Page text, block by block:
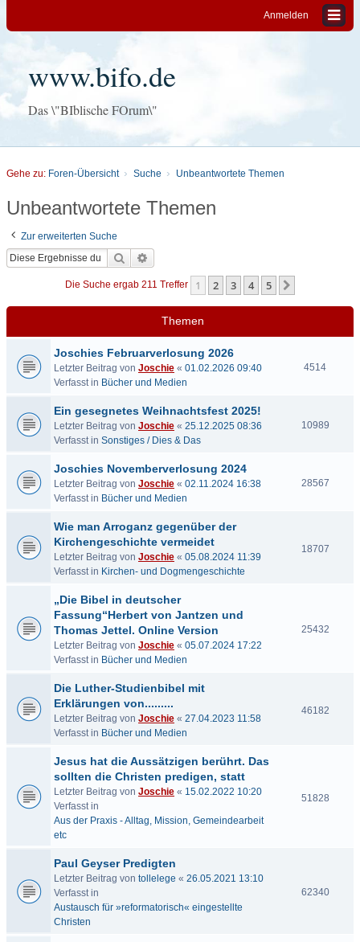
Anmelden
www.bifo.de
Das \"BIblische FOrum\"
Gehe zu: Foren-Übersicht Suche Unbeantwortete Themen
Unbeantwortete Themen
Zur erweiterten Suche
Suche
Die Suche ergab 211 Treffer 1 2 3 4 5
Themen
Joschies Februarverlosung 2026
Letzter Beitrag von Joschie « 01.02.2026 09:40
Verfasst in Bücher und Medien
4514
Ein gesegnetes Weihnachtsfest 2025!
Letzter Beitrag von Joschie « 25.12.2025 08:36
Verfasst in Sonstiges / Dies & Das
10989
Joschies Novemberverlosung 2024
Letzter Beitrag von Joschie « 02.11.2024 16:38
Verfasst in Bücher und Medien
28567
Wie man Arroganz gegenüber der
Kirchengeschichte vermeidet
Letzter Beitrag von Joschie « 05.08.2024 11:39
Verfasst in Kirchen- und Dogmengeschichte
18707
„Die Bibel in deutscher
Fassung“Herbert von Jantzen und
Thomas Jettel. Online Version
Letzter Beitrag von Joschie « 05.07.2024 17:22
Verfasst in Bücher und Medien
25432
Die Luther-Studienbibel mit
Erklärungen von.........
Letzter Beitrag von Joschie « 27.04.2023 11:58
Verfasst in Bücher und Medien
46182
Jesus hat die Aussätzigen berührt. Das
sollten die Christen predigen, statt
Letzter Beitrag von Joschie « 15.02.2022 10:20
Verfasst in
Aus der Praxis - Alltag, Mission, Gemeindearbeit
etc
51828
Paul Geyser Predigten
Letzter Beitrag von tollelege « 26.05.2021 13:10
Verfasst in
Austausch für »reformatorisch« eingestellte
Christen
62340